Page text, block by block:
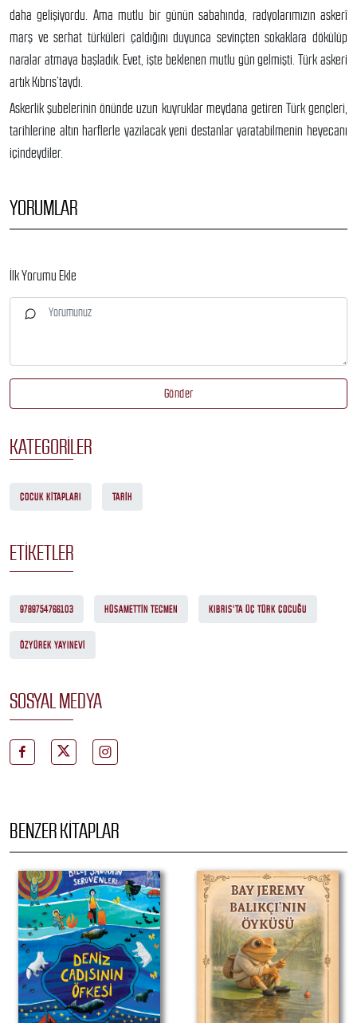
daha gelişiyordu. Ama mutlu bir günün sabahında, radyolarımızın askerî
marş ve serhat türküleri çaldığını duyunca sevinçten sokaklara dökülüp
naralar atmaya başladık. Evet, işte beklenen mutlu gün gelmişti. Türk askeri
artık Kıbrıs’taydı.
Askerlik şubelerinin önünde uzun kuyruklar meydana getiren Türk gençleri,
tarihlerine altın harflerle yazılacak yeni destanlar yaratabilmenin heyecanı
içindeydiler.
YORUMLAR
İlk Yorumu Ekle
Gönder
KATEGORILER
ÇOCUK KITAPLARI TARIH
ETIKETLER
9789754766103 HÜSAMETTIN TECMEN KIBRIS'TA ÜÇ TÜRK ÇOCUĞU
ÖZYÜREK YAYINEVI
SOSYAL MEDYA
BENZER KITAPLAR